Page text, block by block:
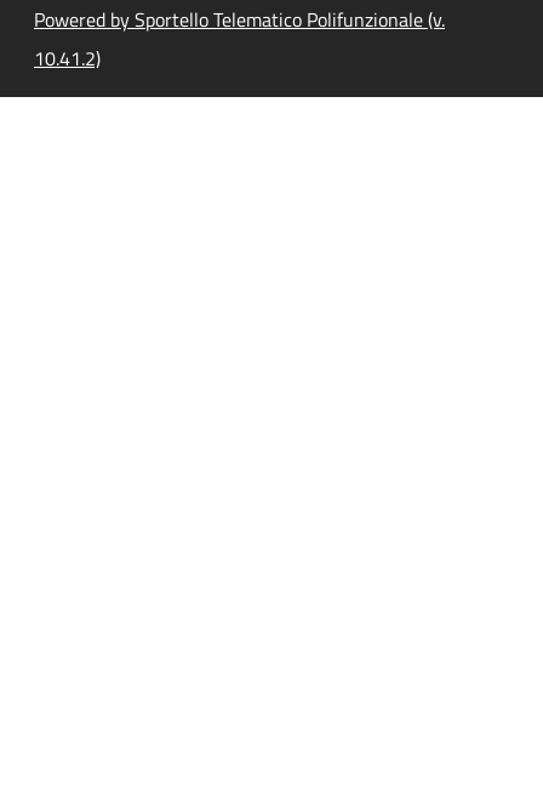
Powered by Sportello Telematico Polifunzionale (v.
10.41.2)